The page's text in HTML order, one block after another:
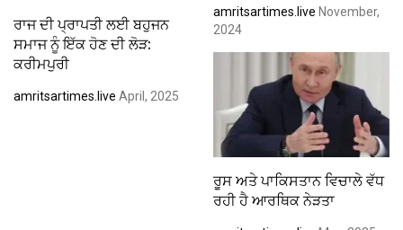
amritsartimes.live November,
2024
ਰਾਜ ਦੀ ਪ੍ਰਾਪਤੀ ਲਈ ਬਹੁਜਨ
ਸਮਾਜ ਨੂੰ ਇੱਕ ਹੋਣ ਦੀ ਲੋੜ:
ਕਰੀਮਪੁਰੀ
amritsartimes.live April, 2025
ਰੂਸ ਅਤੇ ਪਾਕਿਸਤਾਨ ਵਿਚਾਲੇ ਵੱਧ
ਰਹੀ ਹੈ ਆਰਥਿਕ ਨੇੜਤਾ